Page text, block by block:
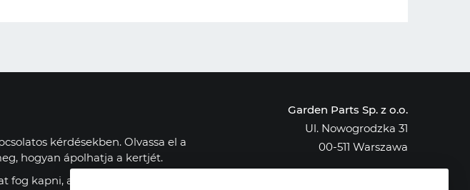
kérdésekben. Olvassa el a
hogyan ápolhatja a kertjét.
fog kapni, amelyek hasznosak az
Garden Parts Sp. z o.o.
Ul. Nowogrodzka 31
00-511 Warszawa
NIP: 701-034-91-62